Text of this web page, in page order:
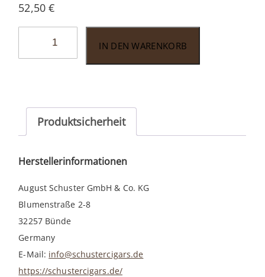
52,50 €
25er
Menge
IN DEN WARENKORB
Produktsicherheit
Herstellerinformationen
August Schuster GmbH & Co. KG
Blumenstraße 2-8
32257 Bünde
Germany
E-Mail: info@schustercigars.de
https://schustercigars.de/